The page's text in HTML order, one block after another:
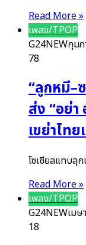
Read More »
เพลง/TPOP
G24NEWกุม
78
“ลูกหมี–
ส่ง “อย่า
เขย่าไท
โซเชียลแทบลุ
Read More »
เพลง/TPOP
G24NEWเม
18